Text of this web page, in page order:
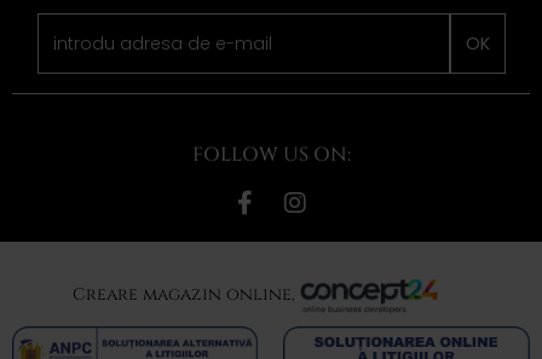
OK
FOLLOW US ON:
Creare magazin online,